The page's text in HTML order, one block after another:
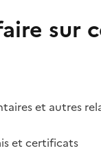
sur
et autres
et certificats